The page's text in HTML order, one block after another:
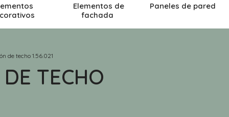
Elementos de
fachada
Paneles de pared
de techo 1.56.021
TECHO